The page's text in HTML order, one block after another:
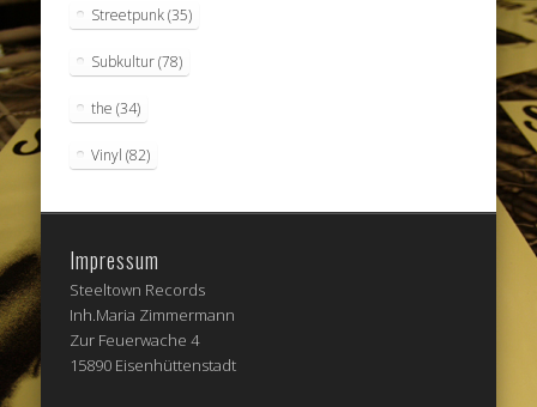
Streetpunk(35)
Subkultur(78)
the (34)
Vinyl (82)
Impressum
Steeltown Records
Inh.Maria Zimmermann
Zur Feuerwache 4
15890 Eisenhüttenstadt